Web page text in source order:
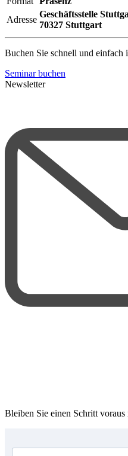
Adresse
Geschäftsstelle
70327 Stuttgart
Buchen Sie schnell und einfach
Seminar buchen
Newsletter
Bleiben Sie einen Schritt